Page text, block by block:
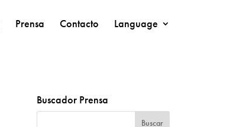
Prensa Contacto Language
Buscador Prensa